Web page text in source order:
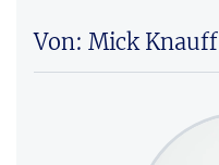
Von: Mick Knauff